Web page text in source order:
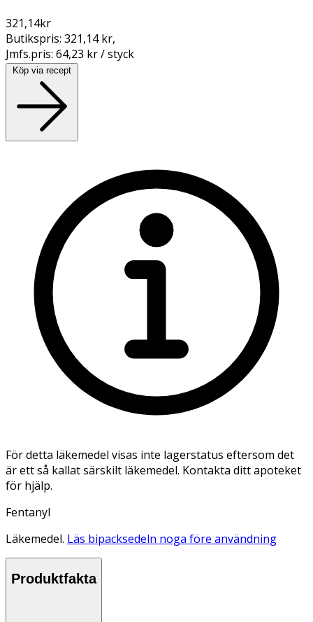
321,14kr
Butikspris: 321,14 kr,
Jmfs.pris: 64,23 kr / styck
Köp via recept
För detta läkemedel visas inte lagerstatus eftersom det
är ett så kallat särskilt läkemedel. Kontakta ditt apoteket
för hjälp.
Fentanyl
Läkemedel. Läs bipacksedeln noga före användning
Produktfakta